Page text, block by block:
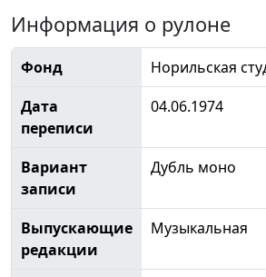
Информация о рулоне
Фонд
Норильская
Дата
переписи
04.06.1974
Вариант
записи
Дубль моно
Выпускающие
редакции
Музыкальная